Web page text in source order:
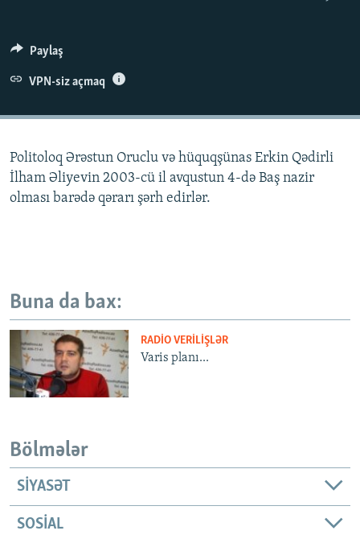
KARIKATURA
İSLAM VƏ DEMOKRATIYA
İZ - MƏDƏNIYYƏT PROQRAMI
PEŞƏ ETIKASI VƏ JURNALISTIKA STANDARTLARIMIZ
MATERIALLARIMIZDAN ISTIFADƏ
XƏBƏR BÜLLETENLƏRIMIZ
Paylaş
VPN-siz açmaq
Politoloq Ərəstun Oruclu və hüquqşünas Erkin Qədirli
İlham Əliyevin 2003-cü il avqustun 4-də Baş nazir
olması barədə qərarı şərh edirlər.
Buna da bax:
RADIO VERILIŞLƏR
Varis planı...
Bölmələr
SIYASƏT
SOSIAL